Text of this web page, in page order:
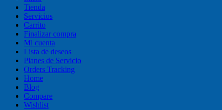
Tienda
Servicios
Carrito
Finalizar compra
Mi cuenta
Lista de deseos
Planes de Servicio
Orders Tracking
Home
Blog
Compare
Wishlist